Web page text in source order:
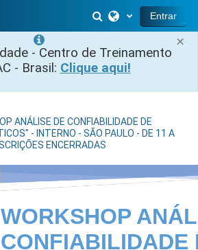
×
- Centro de Treinamento
- Brasil: Clique aqui!
Alternar entrada
Entrar
ANÁLISE DE CONFIABILIDADE DE
- INTERNO - SÃO PAULO - DE 11 A
ENCERRADAS
WORKSHOP
CONFIABILIDADE